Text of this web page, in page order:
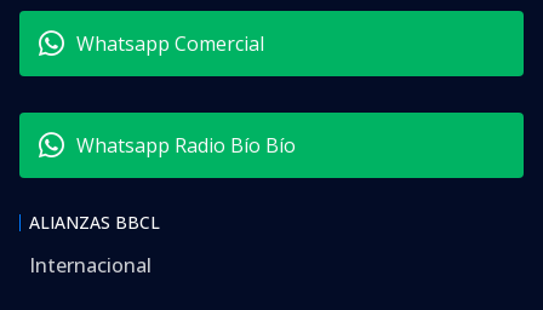
Whatsapp Comercial
Whatsapp Radio Bío Bío
ALIANZAS BBCL
Internacional